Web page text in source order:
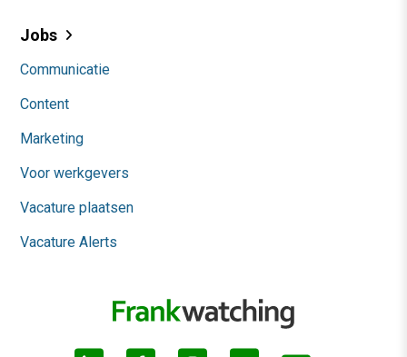
Jobs
Communicatie
Content
Marketing
Voor werkgevers
Vacature plaatsen
Vacature Alerts